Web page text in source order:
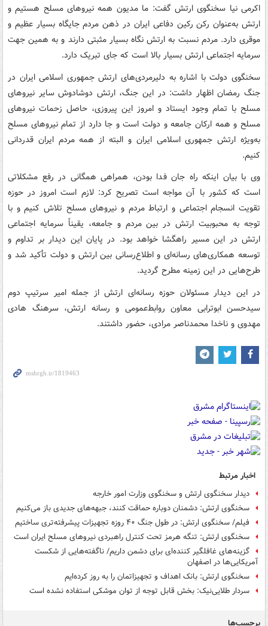
اکرمی نیا سخنگوی ارتش گفت: ما مدیون همه نیروهای مسلح هستیم و
ارتش به‌عنوان رکن رکین دفاعی ایران در ذهن مردم جایگاه بسیار عظیم و
موقری دارد. مردم نسبت به ارتش نگاه بسیار مثبتی دارند و به همین جهت
سرمایه اجتماعی ارتش بسیار بالا است که جای تبریک دارد.
سخنگوی دولت با اشاره به دلیرمردی‌های ارتش جمهوری اسلامی ایران در
جنگ رمضان اظهار داشت: در این جنگ، ارتش دوشادوش سایر نیروهای
مسلح با تمام وجود ایستاد و امروز این پیروزی، حاصل زحمات نیروهای
مسلح و همه ارکان جامعه و دولت است و جا دارد از تمام نیروهای مسلح
به‌ویژه ارتش جمهوری اسلامی ایران و البته از همه مردم ایران قدردانی
کنیم.
وی با بیان اینکه راه جان فدا بودن، همراهی همگانی در رفع مشکلاتی
است که کشور با آن مواجه است تصریح کرد: لازم است امروز در حوزه
تقویت انسجام اجتماعی و ارتباط مردم و نیروهای مسلح تلاش کنیم و با
توجه به محبوبیت ارتش در بین مردم و جامعه، یقیناً سرمایه اجتماعی
ارتش در این مسیر راهگشا خواهد بود. در پایان این دیدار بر تداوم و
توسعه همکاری‌های رسانه‌ای و اطلاع‌رسانی بین ارتش و دولت تأکید شد و
طرح‌هایی در این زمینه مطرح گردید.
در این دیدار مسئولان حوزه رسانه‌ای ارتش از جمله امیر سرتیپ دوم
سیدحسن ابوترابی معاون روابط‌عمومی و رسانه ارتش، سرهنگ هادی
مهدوی و ناخدا محمدناصر مرادی، حضور داشتند.
اخبار مرتبط
دیدار سخنگوی ارتش و سخنگوی وزارت امور خارجه
سخنگوی ارتش: دشمنان دوباره حماقت کنند، جبهه‌های جدیدی باز می‌کنیم
فیلم/ سخنگوی ارتش: در طول جنگ ۴۰ روزه تجهیزات پیشرفته‌تری ساختیم
سخنگوی ارتش: تنگه هرمز تحت کنترل راهبردی نیروهای مسلح ایران است
گزینه‌های غافلگیر کننده‌ای برای دشمن داریم/ ناگفته‌هایی از شکست
آمریکایی‌ها در اصفهان
سخنگوی ارتش: بانک اهداف و تجهیزاتمان را به روز کرده‌ایم
سردار طلایی‌نیک: بخش قابل توجه از توان موشکی استفاده نشده است